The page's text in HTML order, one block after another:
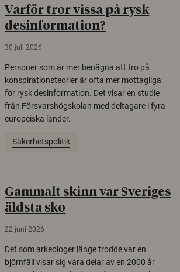
Varför tror vissa på rysk
desinformation?
30 juli 2026
Personer som är mer benägna att tro på
konspirationsteorier är ofta mer mottagliga
för rysk desinformation. Det visar en studie
från Försvarshögskolan med deltagare i fyra
europeiska länder.
Säkerhetspolitik
Gammalt skinn var Sveriges
äldsta sko
22 juni 2026
Det som arkeologer länge trodde var en
björnfäll visar sig vara delar av en 2000 år